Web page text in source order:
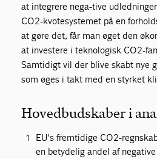
at integrere nega-tive
CO2-kvotesystemet på en
at gøre det, får man øget den
at investere i teknologisk CO2-
Samtidigt vil der blive skabt nye
som øges i takt med en styrket
Hovedbudskaber i
EU's fremtidige CO2-
en betydelig andel af